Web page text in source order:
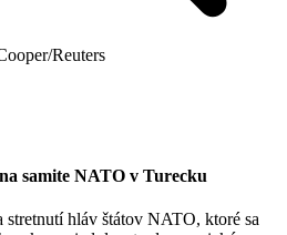
Reuters
samite NATO v Turecku
stretnutí hláv štátov NATO, ktoré sa